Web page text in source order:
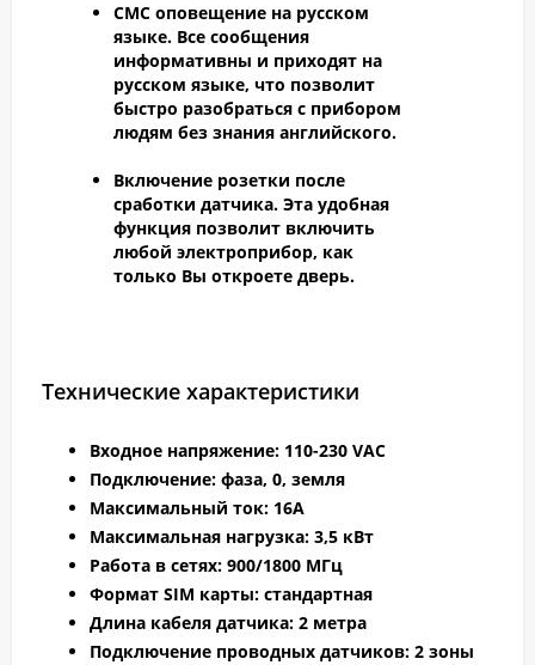
СМС оповещение на русском
языке. Все сообщения
информативны и приходят на
русском языке, что позволит
быстро разобраться с прибором
людям без знания английского.
Включение розетки после
сработки датчика. Эта удобная
функция позволит включить
любой электроприбор, как
только Вы откроете дверь.
Технические характеристики
Входное напряжение: 110-230 VAC
Подключение: фаза, 0, земля
Максимальный ток: 16A
Максимальная нагрузка: 3,5 кВт
Работа в сетях: 900/1800 МГц
Формат SIM карты: стандартная
Длина кабеля датчика: 2 метра
Подключение проводных датчиков: 2 зоны